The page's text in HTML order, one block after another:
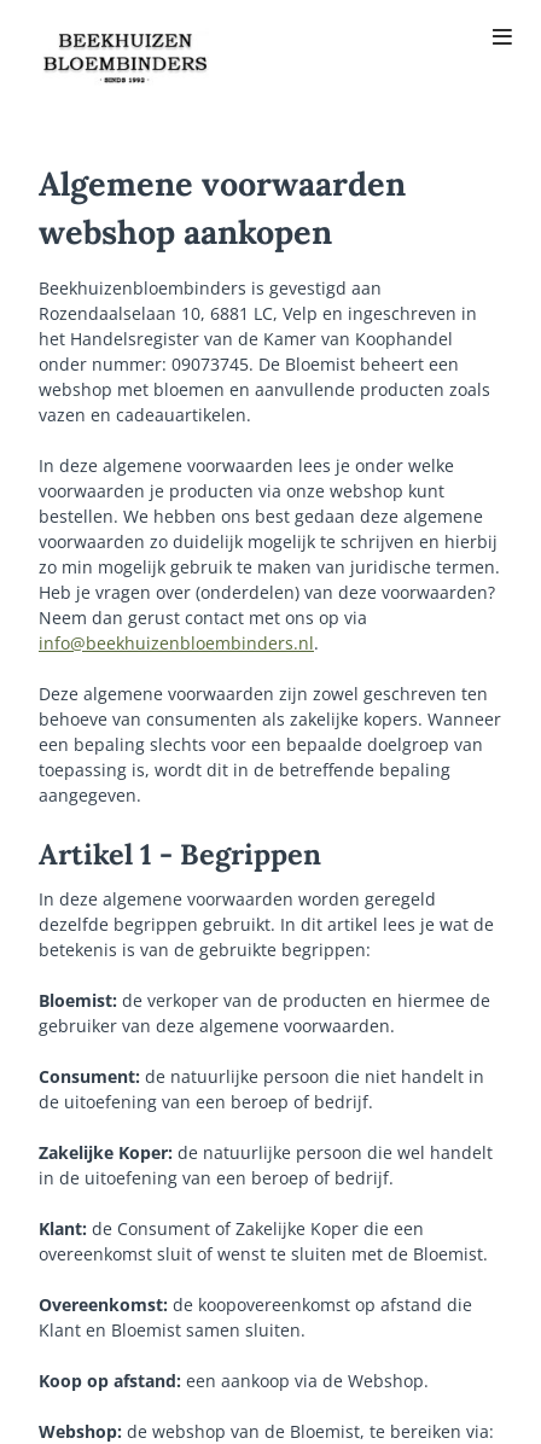
Algemene voorwaarden
webshop aankopen
Beekhuizenbloembinders is gevestigd aan
Rozendaalselaan 10, 6881 LC, Velp en ingeschreven in
het Handelsregister van de Kamer van Koophandel
onder nummer: 09073745. De Bloemist beheert een
webshop met bloemen en aanvullende producten zoals
vazen en cadeauartikelen.
In deze algemene voorwaarden lees je onder welke
voorwaarden je producten via onze webshop kunt
bestellen. We hebben ons best gedaan deze algemene
voorwaarden zo duidelijk mogelijk te schrijven en hierbij
zo min mogelijk gebruik te maken van juridische termen.
Heb je vragen over (onderdelen) van deze voorwaarden?
Neem dan gerust contact met ons op via
info@beekhuizenbloembinders.nl.
Deze algemene voorwaarden zijn zowel geschreven ten
behoeve van consumenten als zakelijke kopers. Wanneer
een bepaling slechts voor een bepaalde doelgroep van
toepassing is, wordt dit in de betreffende bepaling
aangegeven.
Artikel 1 - Begrippen
In deze algemene voorwaarden worden geregeld
dezelfde begrippen gebruikt. In dit artikel lees je wat de
betekenis is van de gebruikte begrippen:
Bloemist: de verkoper van de producten en hiermee de
gebruiker van deze algemene voorwaarden.
Consument: de natuurlijke persoon die niet handelt in
de uitoefening van een beroep of bedrijf.
Zakelijke Koper: de natuurlijke persoon die wel handelt
in de uitoefening van een beroep of bedrijf.
Klant: de Consument of Zakelijke Koper die een
overeenkomst sluit of wenst te sluiten met de Bloemist.
Overeenkomst: de koopovereenkomst op afstand die
Klant en Bloemist samen sluiten.
Koop op afstand: een aankoop via de Webshop.
Webshop: de webshop van de Bloemist, te bereiken via: